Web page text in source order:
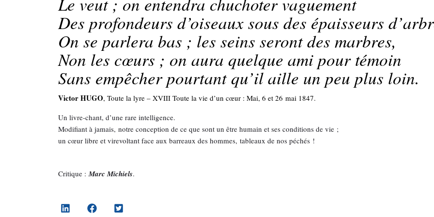
Des profondeurs d’oiseaux sous des épaisseurs
On se parlera bas ; les seins seront des marbres,
Non les cœurs ; on aura quelque ami pour témoin
Sans empêcher pourtant qu’il aille un peu plus loin.
Victor HUGO, Toute la lyre – XVIII Toute la vie d’un cœur : Mai, 6 et 26 mai 1847.
Un livre-chant, d’une rare intelligence.
Modifiant à jamais, notre conception de ce que sont un être humain et ses conditions de vie ;
un cœur libre et virevoltant face aux barreaux des hommes, tableaux de nos péchés !
Critique :Marc Michiels.